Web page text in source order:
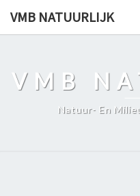
VMB NATUURLIJK
VMB
Natuur- En